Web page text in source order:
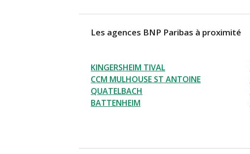
Les agences BNP Paribas à proximité
KINGERSHEIM TIVAL
CCM MULHOUSE ST ANTOINE
QUATELBACH
BATTENHEIM